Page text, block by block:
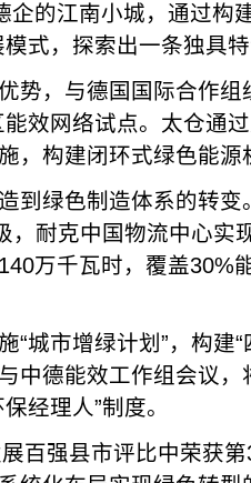
企的江南小城，通过构
式，探索出一条独具
势，与德国国际合作组
效网络试点。太仓通
，构建闭环式绿色能源
到绿色制造体系的转
，耐克中国物流中心实
万千瓦时，覆盖30%
“城市增绿计划”，构建
中德能效工作组会议
经理人”制度。
百强县市评比中荣获